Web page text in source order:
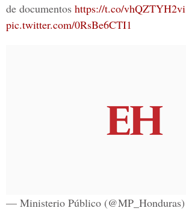
de documentos https://t.co/vhQZTYH2vi
pic.twitter.com/0RsBe6CTI1
— Ministerio Público (@MP_Honduras)